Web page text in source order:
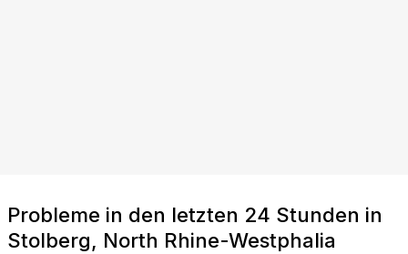
Probleme in den letzten 24 Stunden in
Stolberg, North Rhine-Westphalia